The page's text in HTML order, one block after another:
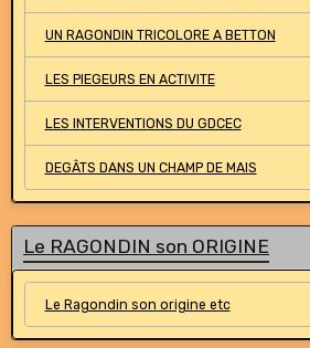
UN RAGONDIN TRICOLORE A BETTON
LES PIEGEURS EN ACTIVITE
LES INTERVENTIONS DU GDCEC
DEGÂTS DANS UN CHAMP DE MAIS
Le RAGONDIN son ORIGINE
Le Ragondin son origine etc